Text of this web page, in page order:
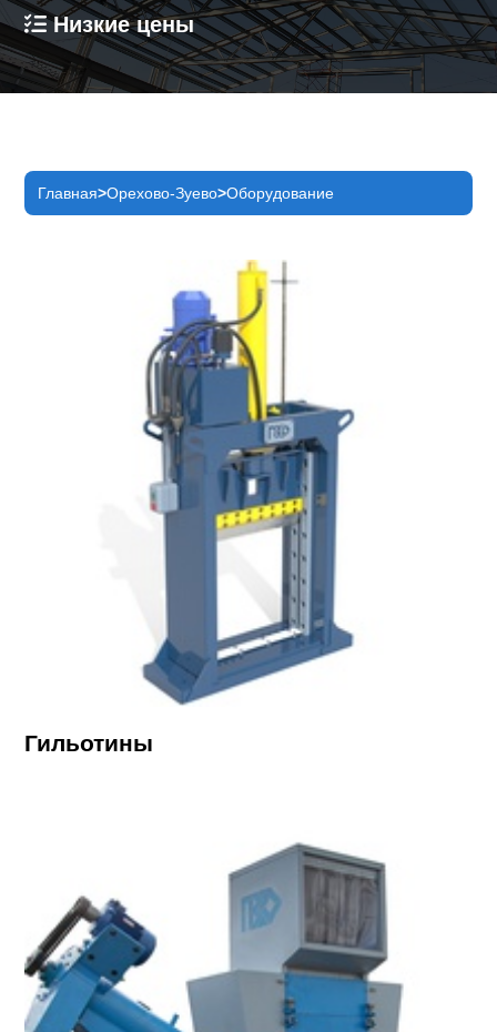
Низкие цены
Главная Орехово-Зуево Оборудование
Гильотины